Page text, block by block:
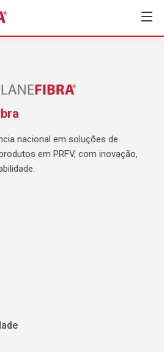
nacional em soluções de
em PRFV, com inovação,